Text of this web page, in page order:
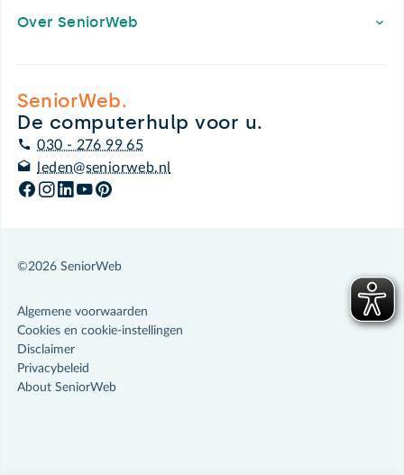
Over SeniorWeb
SeniorWeb.
De computerhulp voor u.
030 - 276 99 65
leden@seniorweb.nl
©2026 SeniorWeb
Algemene voorwaarden
Cookies en cookie-instellingen
Disclaimer
Privacybeleid
About SeniorWeb